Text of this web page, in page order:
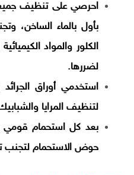
احرصي على تنظيف جميع
بأول بالماء الساخن،
الكلور والمواد
لضررها.
استخدمي أوراق
لتنظيف المرايا
بعد كل استحمام قومي
حوض الاستحمام لتجنب